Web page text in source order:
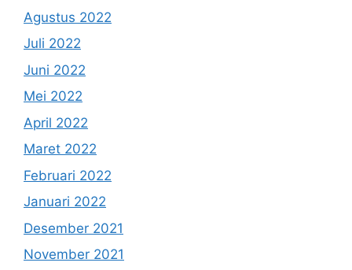
Agustus 2022
Juli 2022
Juni 2022
Mei 2022
April 2022
Maret 2022
Februari 2022
Januari 2022
Desember 2021
November 2021